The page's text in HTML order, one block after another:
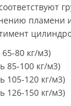
80 кг/м3)
85-100 кг/м3)
105-120 кг/м3)
126-150 кг/м3)